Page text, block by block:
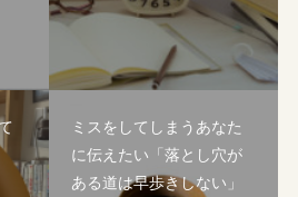
ミスをしてしまうあなた
に伝えたい「落とし穴が
ある道は早歩きしない」